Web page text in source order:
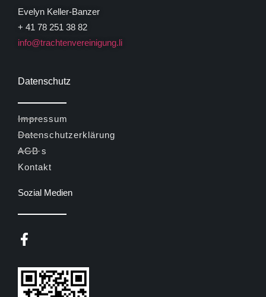
Evelyn Keller-Banzer
+ 41 78 251 38 82
info@trachtenvereinigung.li
Datenschutz
Impressum
Datenschutzerklärung
AGB s
Kontakt
Sozial Medien